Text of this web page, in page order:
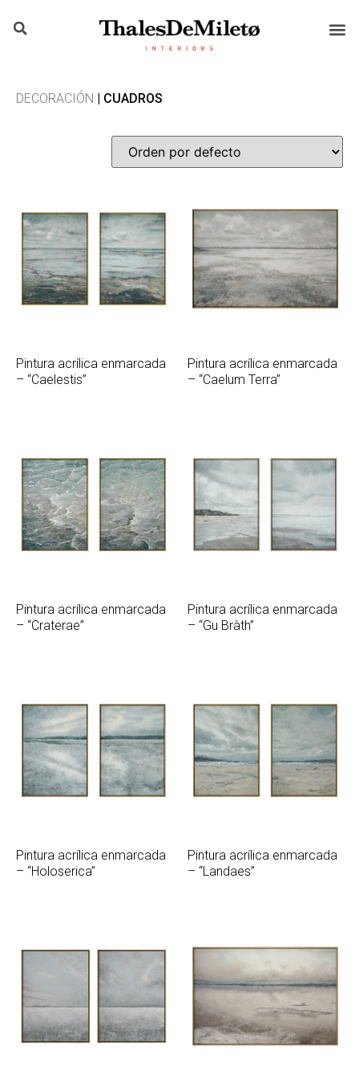
DECORACIÓN | CUADROS
Pintura acrílica enmarcada
– “Caelestis”
Pintura acrílica enmarcada
– “Caelum Terra”
Pintura acrílica enmarcada
– “Craterae”
Pintura acrílica enmarcada
– “Gu Bràth”
Pintura acrílica enmarcada
– “Holoserica”
Pintura acrílica enmarcada
– “Landaes”